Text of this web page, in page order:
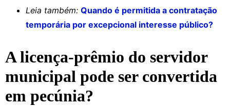
Leia também: Quando é permitida a contratação
temporária por excepcional interesse público?
A licença-prêmio do servidor
municipal pode ser convertida
em pecúnia?